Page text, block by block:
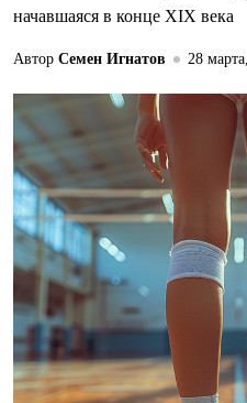
начавшаяся в конце XIX века
Автор Семен Игнатов 28